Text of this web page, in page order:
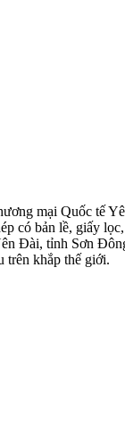
mại Quốc tế
có bản lề, giấy
Đài, tỉnh Sơn
trên khắp thế giới.